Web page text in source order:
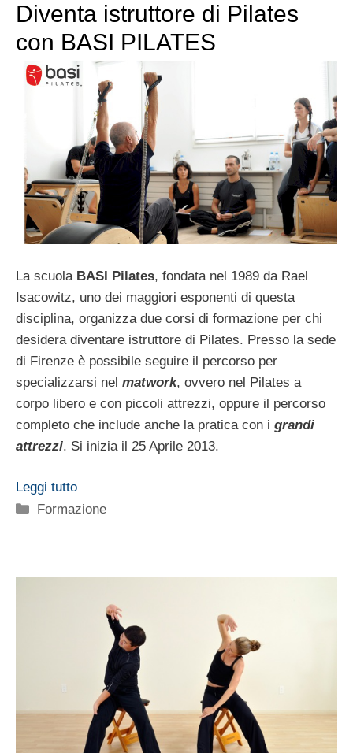
Diventa istruttore di Pilates
con BASI PILATES
La scuola BASI Pilates, fondata nel 1989 da Rael
Isacowitz, uno dei maggiori esponenti di questa
disciplina, organizza due corsi di formazione per chi
desidera diventare istruttore di Pilates. Presso la sede
di Firenze è possibile seguire il percorso per
specializzarsi nel matwork, ovvero nel Pilates a
corpo libero e con piccoli attrezzi, oppure il percorso
completo che include anche la pratica con i grandi
attrezzi. Si inizia il 25 Aprile 2013.
Leggi tutto
Categorie
Formazione